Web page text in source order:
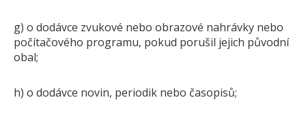
g) o dodávce zvukové nebo obrazové nahrávky nebo
počítačového programu, pokud porušil jejich původní
obal;
h) o dodávce novin, periodik nebo časopisů;